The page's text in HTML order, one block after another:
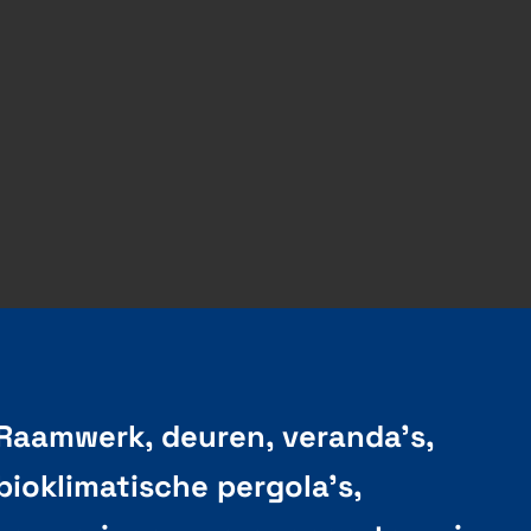
deuren, veranda's,
pergola's,